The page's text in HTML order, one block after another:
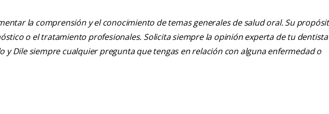
la comprensión y el conocimiento de temas generales de salud oral. Su
o el tratamiento profesionales. Solicita siempre la opinión experta de tu
y Dile siempre cualquier pregunta que tengas en relación con alguna enfermedad o